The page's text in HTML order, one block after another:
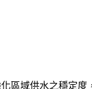
區域供水之穩定